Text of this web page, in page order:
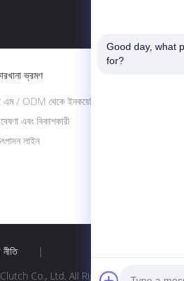
ভ্রমণ
লাইন
এম / ODM থেকে ইনকয়েরি
এবং বিকাশকারী
|
Clutch Co., Ltd. All Rights Reserved.
Good day, what
for?